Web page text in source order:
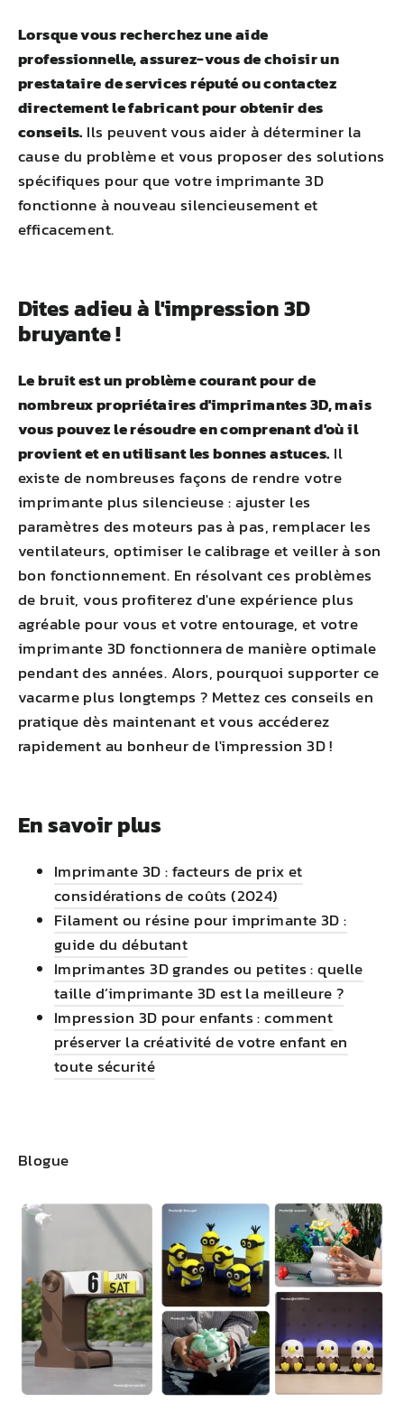
Lorsque vous recherchez une aide
professionnelle, assurez-vous de choisir un
prestataire de services réputé ou contactez
directement le fabricant pour obtenir des
conseils. Ils peuvent vous aider à déterminer la
cause du problème et vous proposer des solutions
spécifiques pour que votre imprimante 3D
fonctionne à nouveau silencieusement et
efficacement.
Dites adieu à l'impression 3D
bruyante !
Le bruit est un problème courant pour de
nombreux propriétaires d'imprimantes 3D, mais
vous pouvez le résoudre en comprenant d'où il
provient et en utilisant les bonnes astuces. Il
existe de nombreuses façons de rendre votre
imprimante plus silencieuse : ajuster les
paramètres des moteurs pas à pas, remplacer les
ventilateurs, optimiser le calibrage et veiller à son
bon fonctionnement. En résolvant ces problèmes
de bruit, vous profiterez d'une expérience plus
agréable pour vous et votre entourage, et votre
imprimante 3D fonctionnera de manière optimale
pendant des années. Alors, pourquoi supporter ce
vacarme plus longtemps ? Mettez ces conseils en
pratique dès maintenant et vous accéderez
rapidement au bonheur de l'impression 3D !
En savoir plus
Imprimante 3D : facteurs de prix et
considérations de coûts (2024)
Filament ou résine pour imprimante 3D :
guide du débutant
Imprimantes 3D grandes ou petites : quelle
taille d’imprimante 3D est la meilleure ?
Impression 3D pour enfants : comment
préserver la créativité de votre enfant en
toute sécurité
Blogue